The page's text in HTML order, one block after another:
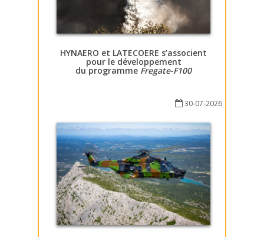
HYNAERO et LATECOERE s’associent
pour le développement
du programme Fregate-F100
30-07-2026